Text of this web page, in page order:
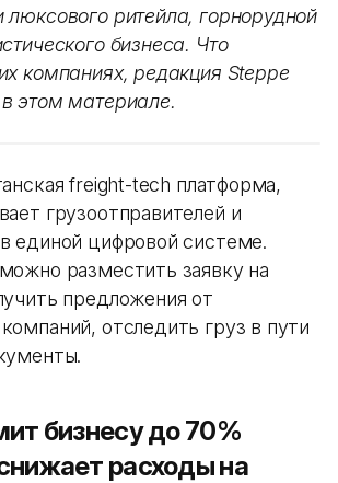
люксового ритейла, горнорудной
бизнеса. Что
компаниях, редакция Steppe
этом материале.
freight-tech платформа,
грузоотправителей и
единой цифровой системе.
разместить заявку на
предложения от
отследить груз в пути
бизнесу до 70%
расходы на